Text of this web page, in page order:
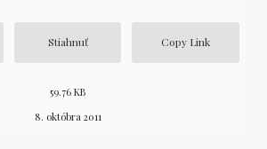
Stiahnuť Copy Link
59.76 KB
8. októbra 2011